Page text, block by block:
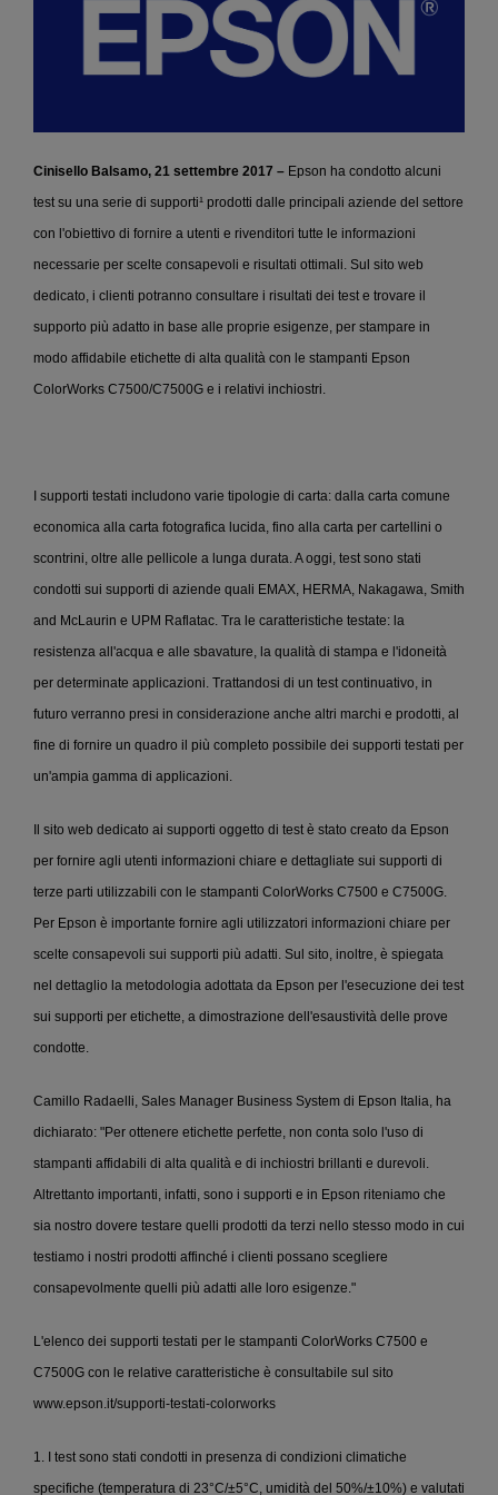
Cinisello Balsamo, 21 settembre 2017 – Epson ha condotto alcuni
test su una serie di supporti¹ prodotti dalle principali aziende del settore
con l'obiettivo di fornire a utenti e rivenditori tutte le informazioni
necessarie per scelte consapevoli e risultati ottimali. Sul sito web
dedicato, i clienti potranno consultare i risultati dei test e trovare il
supporto più adatto in base alle proprie esigenze, per stampare in
modo affidabile etichette di alta qualità con le stampanti Epson
ColorWorks C7500/C7500G e i relativi inchiostri.
I supporti testati includono varie tipologie di carta: dalla carta comune
economica alla carta fotografica lucida, fino alla carta per cartellini o
scontrini, oltre alle pellicole a lunga durata. A oggi, test sono stati
condotti sui supporti di aziende quali EMAX, HERMA, Nakagawa, Smith
and McLaurin e UPM Raflatac. Tra le caratteristiche testate: la
resistenza all'acqua e alle sbavature, la qualità di stampa e l'idoneità
per determinate applicazioni. Trattandosi di un test continuativo, in
futuro verranno presi in considerazione anche altri marchi e prodotti, al
fine di fornire un quadro il più completo possibile dei supporti testati per
un'ampia gamma di applicazioni.
Il sito web dedicato ai supporti oggetto di test è stato creato da Epson
per fornire agli utenti informazioni chiare e dettagliate sui supporti di
terze parti utilizzabili con le stampanti ColorWorks C7500 e C7500G.
Per Epson è importante fornire agli utilizzatori informazioni chiare per
scelte consapevoli sui supporti più adatti. Sul sito, inoltre, è spiegata
nel dettaglio la metodologia adottata da Epson per l'esecuzione dei test
sui supporti per etichette, a dimostrazione dell'esaustività delle prove
condotte.
Camillo Radaelli, Sales Manager Business System di Epson Italia, ha
dichiarato: "Per ottenere etichette perfette, non conta solo l'uso di
stampanti affidabili di alta qualità e di inchiostri brillanti e durevoli.
Altrettanto importanti, infatti, sono i supporti e in Epson riteniamo che
sia nostro dovere testare quelli prodotti da terzi nello stesso modo in cui
testiamo i nostri prodotti affinché i clienti possano scegliere
consapevolmente quelli più adatti alle loro esigenze."
L'elenco dei supporti testati per le stampanti ColorWorks C7500 e
C7500G con le relative caratteristiche è consultabile sul sito
www.epson.it/supporti-testati-colorworks
1. I test sono stati condotti in presenza di condizioni climatiche
specifiche (temperatura di 23°C/±5°C, umidità del 50%/±10%) e valutati